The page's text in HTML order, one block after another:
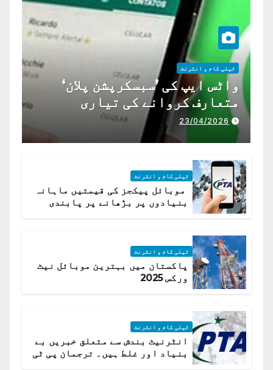
ٹیلی کام و انٹرنٹ
واٹس ایپ کی ’سبسکرپشن پلان‘
متعارف کروانے کی تیاری
23/04/2026
ٹیلی کام و انٹرنٹ
موبائل پیکجز کی قیمتیں ماہانہ
بنیادوں پر بڑھانے پر پابندی
ٹیلی کام و انٹرنٹ
پاکستان میں بہترین موبائل نیٹ
ورکس 2025
ٹیلی کام و انٹرنٹ
انٹرنیٹ بندش سے متعلق خبریں بے
بنیاد اور غلط ہیں۔ ترجمان پی ٹی